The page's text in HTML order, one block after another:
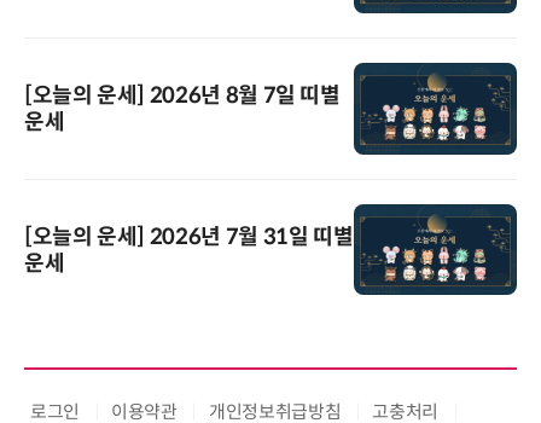
[오늘의 운세] 2026년 8월 7일 띠별
운세
[오늘의 운세] 2026년 7월 31일 띠별
운세
로그인 이용약관 개인정보취급방침 고충처리